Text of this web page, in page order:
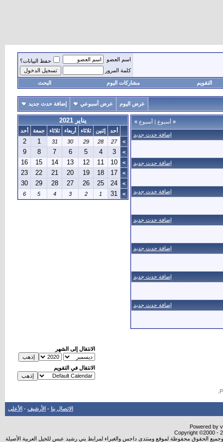
اسم العضو
حفظ البيانات؟
كلمة المرور
التقويم مشاركات اليوم البحث
عرض اليوم عرض أسبوعي إضافة حدث جديد
« أسبوع | أسبوع »
إضافة حدث جديد
إضافة حدث جديد
إضافة حدث جديد
إضافة حدث جديد
إضافة حدث جديد
إضافة حدث جديد
إضافة حدث جديد
يناير 2021
أحد إثنين ثلاثاء أربعاء ثلاثاء جمعة
أحد
>
27
28
29
30
31
1
2
>
3
4
5
6
7
8
9
>
10
11
12
13
14
15
16
>
17
18
19
20
21
22
23
>
24
25
26
27
28
29
30
>
31
1
2
3
4
5
6
الانتقال إلى الشهر
الانتقال في التقويم
الاتصال بنا - الأرشيف - الأعلى
Powered by
Copyright ©2000 -
الحقوق محفوظة لموقع ومنتدى داحس والغبراء لمرابط بني رشيد عبس للخيل العربية الأصيلة